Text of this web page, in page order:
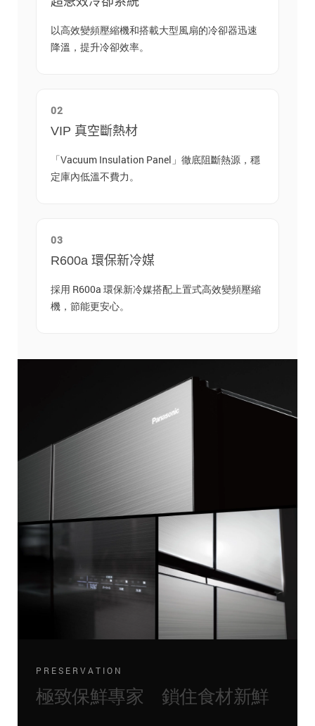
以高效變頻壓縮機和搭載大型風扇的冷卻器迅速
降溫，提升冷卻效率。
02
VIP 真空斷熱材
「Vacuum Insulation Panel」徹底阻斷熱源，穩
定庫內低溫不費力。
03
R600a 環保新冷媒
採用 R600a 環保新冷媒搭配上置式高效變頻壓縮
機，節能更安心。
PRESERVATION
極致保鮮專家 鎖住食材新鮮